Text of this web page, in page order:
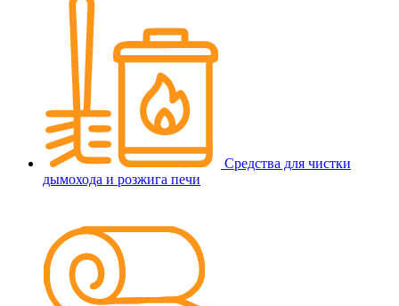
Средства для чистки
дымохода и розжига печи